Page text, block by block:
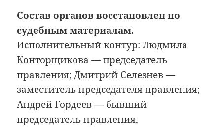
Состав органов восстановлен по
судебным материалам.
Исполнительный контур: Людмила
Конторщикова — председатель
правления; Дмитрий Селезнев —
заместитель председателя правления;
Андрей Гордеев — бывший
председатель правления,